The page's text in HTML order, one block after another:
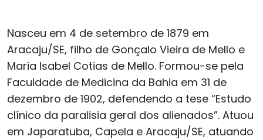
Nasceu em 4 de setembro de 1879 em
Aracaju/SE, filho de Gonçalo Vieira de Mello e
Maria Isabel Cotias de Mello. Formou-se pela
Faculdade de Medicina da Bahia em 31 de
dezembro de 1902, defendendo a tese “Estudo
clínico da paralisia geral dos alienados”. Atuou
em Japaratuba, Capela e Aracaju/SE, atuando